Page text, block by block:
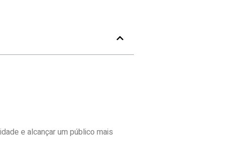
e alcançar um público mais